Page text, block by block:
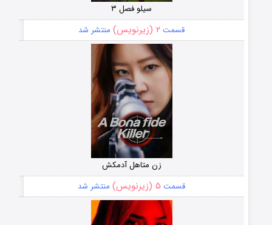
سیلو فصل ۳
قسمت ۲ (زیرنویس) منتشر شد
زن متاهل آدمکش
قسمت ۵ (زیرنویس) منتشر شد